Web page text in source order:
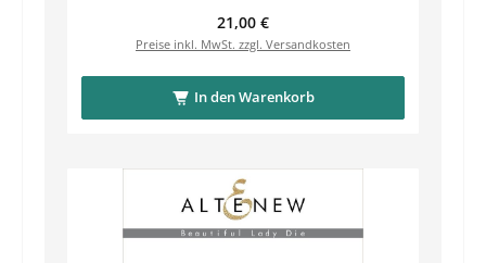
Regulärer Preis:
21,00 €
Preise inkl. MwSt. zzgl. Versandkosten
In den Warenkorb